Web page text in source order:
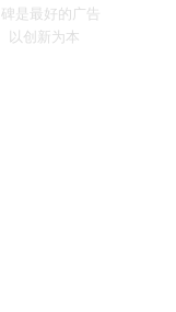
碑是最好的广告
以创新为本